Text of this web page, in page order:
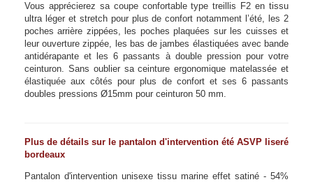
Vous apprécierez sa coupe confortable type treillis F2en tissu
ultra léger et stretch pour plus de confort notamment l’été, les 2
poches arrière zippées, les poches plaquées sur les cuisses et
leur ouverture zippée, les bas de jambes élastiquées avec bande
antidérapanteet les 6 passants à double pression pour votre
ceinturon. Sans oublier sa ceinture ergonomique matelassée et
élastiquée aux côtés pour plus de confort et ses 6 passants
doubles pressions Ø15mm pour ceinturon 50 mm.
Plus de détails sur le pantalon d'intervention été ASVP liseré
bordeaux
Pantalon d'intervention unisexe tissu marine effet satiné - 54%